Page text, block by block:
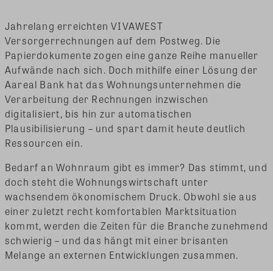
Jahrelang erreichten VIVAWEST
Versorgerrechnungen auf dem Postweg. Die
Papierdokumente zogen eine ganze Reihe manueller
Aufwände nach sich. Doch mithilfe einer Lösung der
Aareal Bank hat das Wohnungsunternehmen die
Verarbeitung der Rechnungen inzwischen
digitalisiert, bis hin zur automatischen
Plausibilisierung – und spart damit heute deutlich
Ressourcen ein.
Bedarf an Wohnraum gibt es immer? Das stimmt, und
doch steht die Wohnungswirtschaft unter
wachsendem ökonomischem Druck. Obwohl sie aus
einer zuletzt recht komfortablen Marktsituation
kommt, werden die Zeiten für die Branche zunehmend
schwierig – und das hängt mit einer brisanten
Melange an externen Entwicklungen zusammen.